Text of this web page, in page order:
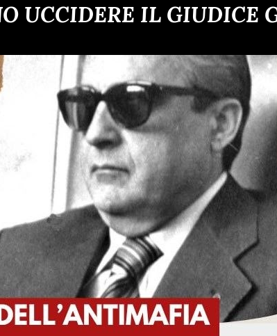
UCCIDERE IL GIUDICE